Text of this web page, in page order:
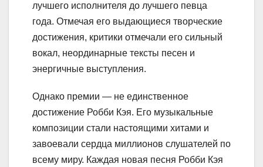
лучшего исполнителя до лучшего певца
года. Отмечая его выдающиеся творческие
достижения, критики отмечали его сильный
вокал, неординарные тексты песен и
энергичные выступления.
Однако премии — не единственное
достижение Робби Кэя. Его музыкальные
композиции стали настоящими хитами и
завоевали сердца миллионов слушателей по
всему миру. Каждая новая песня Робби Кэя